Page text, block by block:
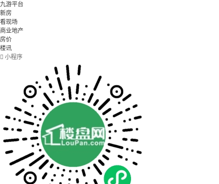
九游平台
新房
看现场
商业地产
房价
楼讯
 小程序